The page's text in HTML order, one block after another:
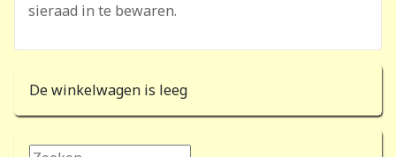
sieraad in te bewaren.
De winkelwagen is leeg